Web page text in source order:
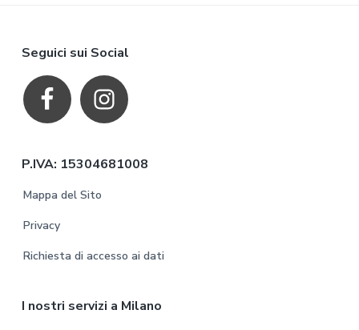
Seguici sui Social
P.IVA: 15304681008
Mappa del Sito
Privacy
Richiesta di accesso ai dati
I nostri servizi a Milano